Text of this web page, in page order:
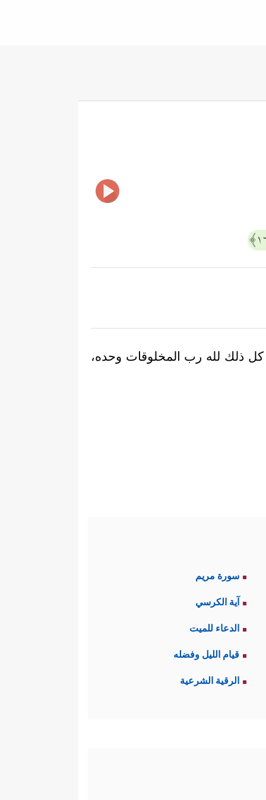
ذلك لله رب المخلوقات وحده،
سورة مريم
آية الكرسي
الدعاء للميت
قيام الليل وفضله
الرقية الشرعية